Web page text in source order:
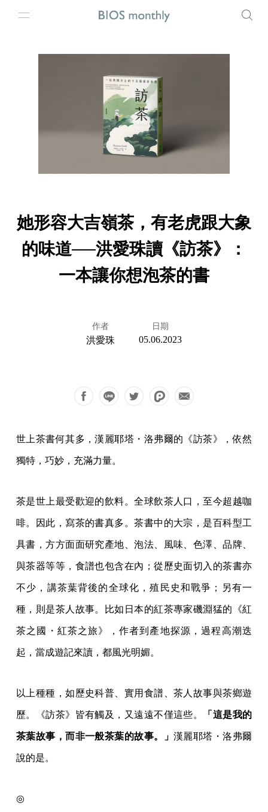
她形容大吉嶺茶，有老虎跟大象
的味道──洪愛珠讀《訪茶》：
一本讓你想泡茶的書
作者
洪愛珠
日期
05.06.2023
世上茶書何其多，漢麗耶塔・洛弗爾的《訪茶》，依然
獨特，巧妙，充滿力量。
茶是世上最受歡迎的飲料。全球飲茶人口，至今超越咖
啡。因此，寫茶的書真多。茶書中的大宗，是百科型工
具書，方方面面研究產地、泡法、風味、色澤、品牌、
與茶器等等，食譜也包含在內；從歷史面切入的茶書亦
不少，講茶葉背後的全球化，殖民史和戰爭；另有一
種，則是茶人故事。比如日本的紅茶專家磯淵猛的《紅
茶之國・紅茶之旅》，作者到產地探源，過程高潮迭
起，當成遊記來讀，都風光明媚。
以上種種，如歷史科普、實用食譜、茶人故事與茶鄉遊
歷。《訪茶》皆有觸及，又遠遠不僅這些。 「這是我的
茶葉故事，而非一般茶葉的故事。」 漢麗耶塔・洛弗爾
說的是。
◎